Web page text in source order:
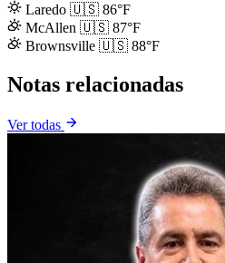
Laredo 🇺🇸 86°F
McAllen 🇺🇸 87°F
Brownsville 🇺🇸 88°F
Notas relacionadas
Ver todas